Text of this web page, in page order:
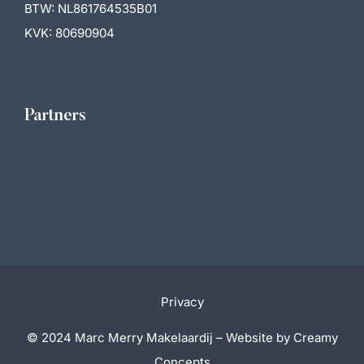
fijn het hier wonen is. Wie weet is dit wel het begin van
BTW: NL861764535B01
KVK: 80690904
Partners
© 2024 Marc Merry Makelaardij – Website by Creamy
Privacy